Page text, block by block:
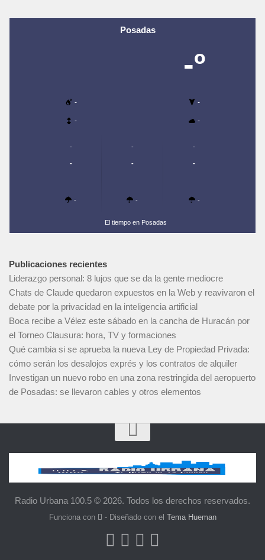
Posadas
-º
- -
- -
-
-
-
-
-
-
-
-
-
El tiempo en Posadas
Publicaciones recientes
Liderazgo personal: 8 lujos que se da la gente mediocre
Chats de Claude quedaron expuestos en la Web y reavivaron el
debate por la privacidad en la inteligencia artificial
Boca recibe a Vélez este sábado en la cancha de Huracán por
el Torneo Clausura: hora, TV y formaciones
Qué cambia si se aprueba la nueva Ley de Propiedad Privada:
cómo serán los desalojos exprés y los contratos de alquiler
Investigan un nuevo robo en una zona restringida del aeropuerto
de Posadas: se llevaron cables y otros elementos
Radio Urbana 100.5 © 2026. Todos los derechos reservados.
Funciona con - Diseñado con el Tema Hueman